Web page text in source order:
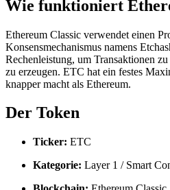
Wie funktioniert
Ethereum Classic verwendet einen
Konsensmechanismus namens
Rechenleistung, um Transaktionen
zu erzeugen. ETC hat ein festes
knapper macht als Ethereum.
Der Token
Ticker: ETC
Kategorie: Layer 1 / Smart